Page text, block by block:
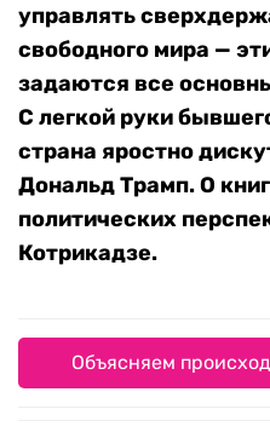
управлять
свободного мира —
задаются все
С легкой руки
страна яростно
Дональд Трамп. О
политических
Котрикадзе.
Объясняем